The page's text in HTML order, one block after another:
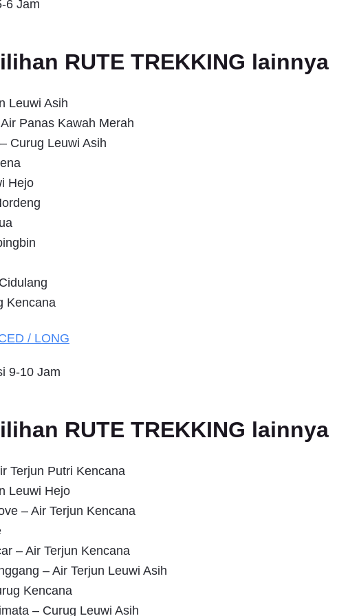
6 Jam
RUTE TREKKING lainnya
Leuwi Asih
Panas Kawah Merah
Curug Leuwi Asih
Hejo
Kencana
/ LONG
9-10 Jam
RUTE TREKKING lainnya
Terjun Putri Kencana
Leuwi Hejo
– Air Terjun Kencana
– Air Terjun Kencana
– Air Terjun Leuwi Asih
Kencana
– Curug Leuwi Asih